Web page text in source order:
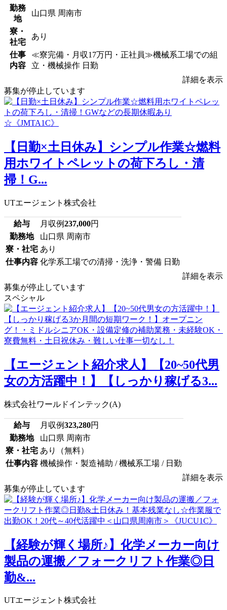
勤務
地
山口県 周南市
寮・
社宅
あり
仕事
内容
≪寮完備・月収17万円・正社員≫機械系工場での組
立・機械操作 日勤
詳細を表示
募集が停止しています
【日勤×土日休み】シンプル作業☆燃料
用ホワイトペレットの荷下ろし・清
掃！G...
UTエージェント株式会社
給与 月収例237,000円
勤務地
山口県 周南市
寮・社宅 あり
仕事内容 化学系工場での清掃・洗浄・警備 日勤
詳細を表示
募集が停止しています
スペシャル
【エージェント紹介求人】【20~50代男
女の方活躍中！】【しっかり稼げる3...
株式会社ワールドインテック(A)
給与 月収例323,280円
勤務地
山口県 周南市
寮・社宅 あり（無料）
仕事内容 機械操作・製造補助 / 機械系工場 / 日勤
詳細を表示
募集が停止しています
【経験が輝く場所♪】化学メーカー向け
製品の運搬／フォークリフト作業◎日
勤&...
UTエージェント株式会社